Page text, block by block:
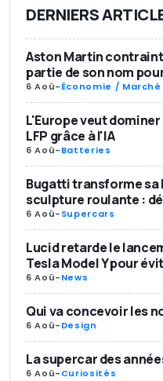
DERNIERS
Aston Martin
partie de son nom
6 Aoû-Économie / Marché
L'Europe veut
LFP grâce à l'IA
6 Aoû-Batteries
Bugatti transforme sa
sculpture roulante :
6 Aoû-Supercars
Lucid retarde le
Tesla Model Y pour
6 Aoû-News
Qui va concevoir les
6 Aoû-Design
La supercar des
6 Aoû-Curiosités